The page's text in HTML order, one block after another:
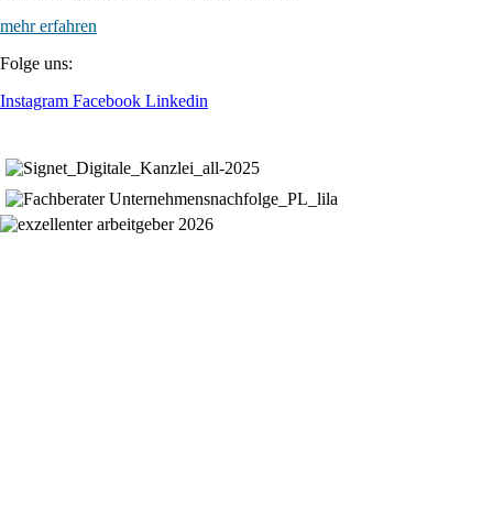
mehr erfahren
Folge uns:
Instagram Facebook Linkedin